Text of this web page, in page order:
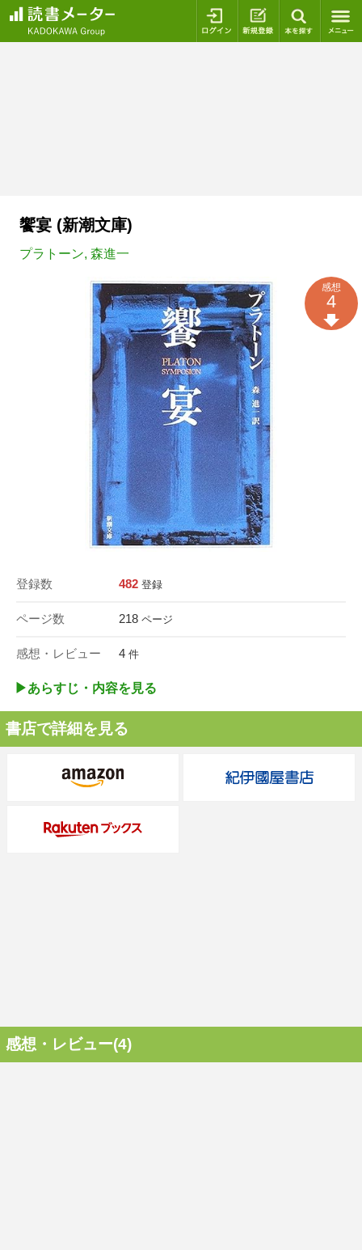
ログイン 新規登録
饗宴 (新潮文庫)
プラトーン, 森進一
登録数 482 登録
ページ数 218 ページ
感想・レビュー 4 件
感想
4
▶︎あらすじ・内容を見る
書店で詳細を見る
感想・レビュー(4)